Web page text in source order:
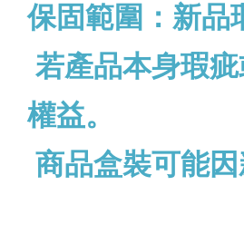
保固範圍：新品
若產品本身瑕
權益。
商品盒裝可能